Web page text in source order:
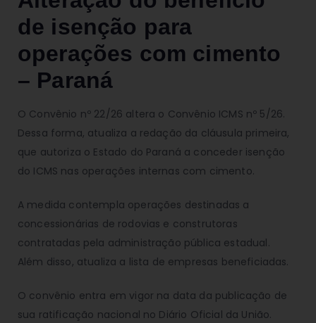
de isenção para
operações com cimento
– Paraná
O Convênio nº 22/26 altera o Convênio ICMS nº 5/26.
Dessa forma, atualiza a redação da cláusula primeira,
que autoriza o Estado do Paraná a conceder isenção
do ICMS nas operações internas com cimento.
A medida contempla operações destinadas a
concessionárias de rodovias e construtoras
contratadas pela administração pública estadual.
Além disso, atualiza a lista de empresas beneficiadas.
O convênio entra em vigor na data da publicação de
sua ratificação nacional no Diário Oficial da União.